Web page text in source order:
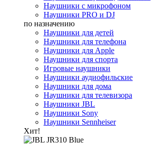
Наушники с микрофоном
Наушники PRO и DJ
по назначению
Наушники для детей
Наушники для телефона
Наушники для Apple
Наушники для спорта
Игровые наушники
Наушники аудиофильские
Наушники для дома
Наушники для телевизора
Наушники JBL
Наушники Sony
Наушники Sennheiser
Хит!